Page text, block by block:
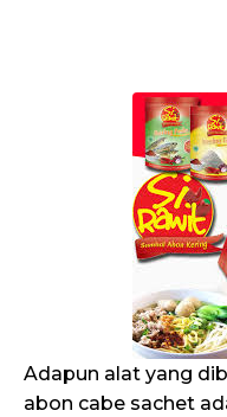
Adapun alat yang
abon cabe sachet